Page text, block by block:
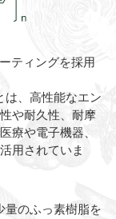
ティングを採用
は、高性能なエン
や耐久性、耐摩
療や電子機器、
用されていま
量のふっ素樹脂を